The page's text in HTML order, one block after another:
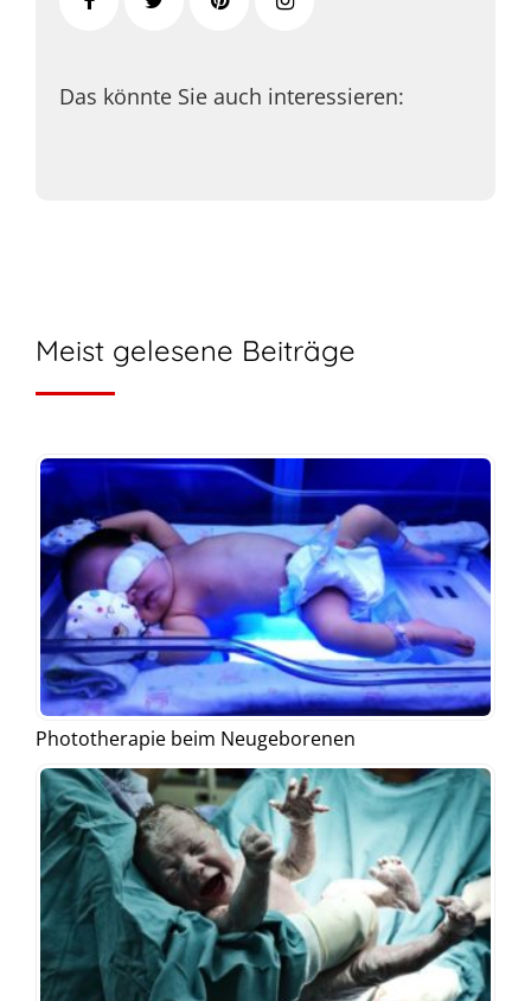
Das könnte Sie auch interessieren:
Meist gelesene Beiträge
Phototherapie beim Neugeborenen